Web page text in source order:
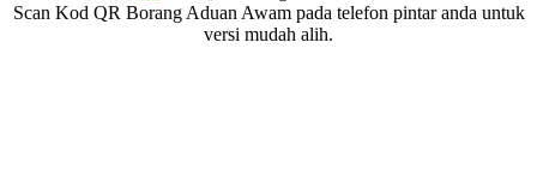
Scan Kod QR Borang Aduan Awam pada telefon pintar anda untuk
versi mudah alih.